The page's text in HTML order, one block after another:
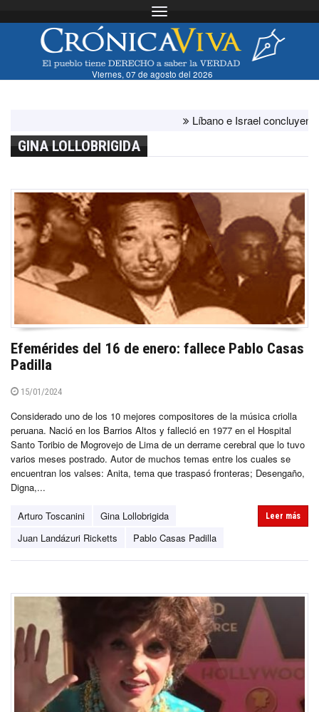
Toggle navigation
Viernes, 07 de agosto del 2026
Líbano e Israel concluyen
GINA LOLLOBRIGIDA
Efemérides del 16 de enero: fallece Pablo Casas
Padilla
15/01/2024
Considerado uno de los 10 mejores compositores de la música criolla
peruana. Nació en los Barrios Altos y falleció en 1977 en el Hospital
Santo Toribio de Mogrovejo de Lima de un derrame cerebral que lo tuvo
varios meses postrado. Autor de muchos temas entre los cuales se
encuentran los valses: Anita, tema que traspasó fronteras; Desengaño,
Digna,...
Arturo Toscanini
Gina Lollobrigida
Juan Landázuri Ricketts
Pablo Casas Padilla
Leer más